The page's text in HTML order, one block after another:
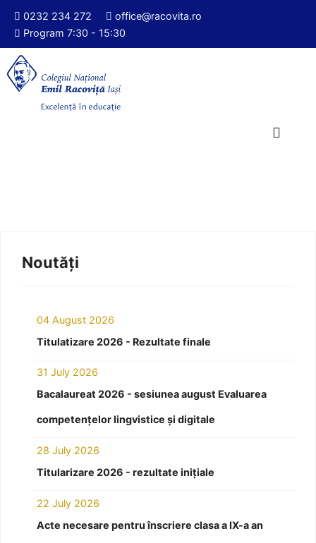
0232 234 272
office@racovita.ro
Program 7:30 - 15:30
Noutăți
04 August 2026
Titulatizare 2026 - Rezultate finale
31 July 2026
Bacalaureat 2026 - sesiunea august Evaluarea
competențelor lingvistice și digitale
28 July 2026
Titularizare 2026 - rezultate inițiale
22 July 2026
Acte necesare pentru înscriere clasa a IX-a an